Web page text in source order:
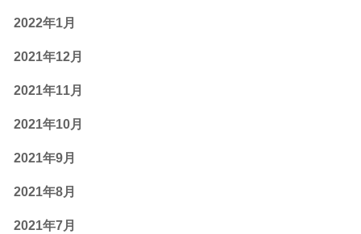
2022年1月
2021年12月
2021年11月
2021年10月
2021年9月
2021年8月
2021年7月